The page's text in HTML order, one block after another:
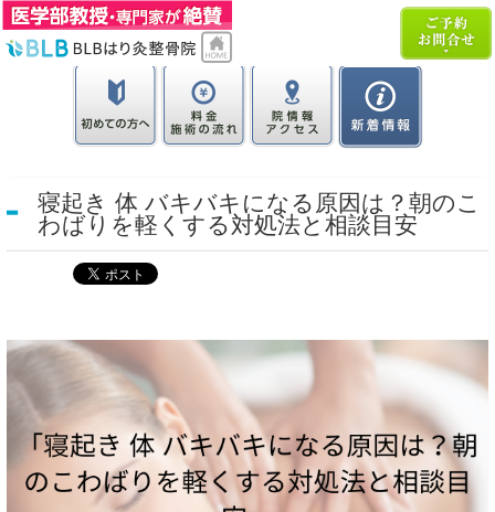
寝起き 体 バキバキになる原因は？朝のこ
わばりを軽くする対処法と相談目安